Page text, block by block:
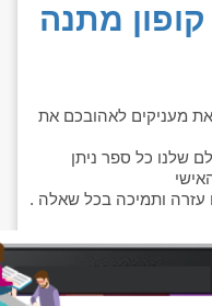
מתנה
מעניקים לאהובכם את
שלנו כל ספר ניתן
עזרה ותמיכה בכל שאלה .